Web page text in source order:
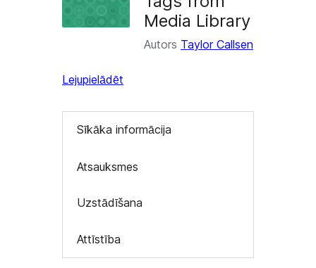
Media Library
Autors Taylor Callsen
Lejupielādēt
Sīkāka informācija
Atsauksmes
Uzstādīšana
Attīstība